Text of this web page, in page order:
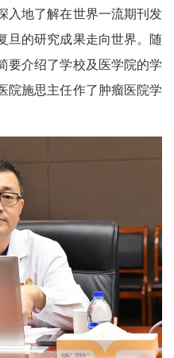
入地了解在世界一流期刊发
旦的研究成果走向世界。随
要介绍了学校及医学院的学
院施思主任作了肿瘤医院学